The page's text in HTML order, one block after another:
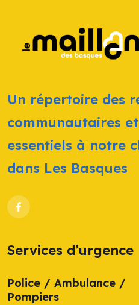
Un répertoire des
communautaires
essentiels à notre
dans Les Basques
Services d’urgence
Police / Ambulance /
Pompiers